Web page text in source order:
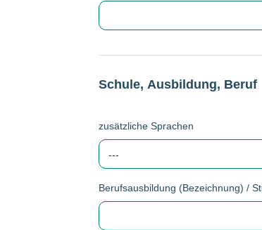
Schule, Ausbildung, Beruf
zusätzliche Sprachen
---
Berufsausbildung (Bezeichnung) /